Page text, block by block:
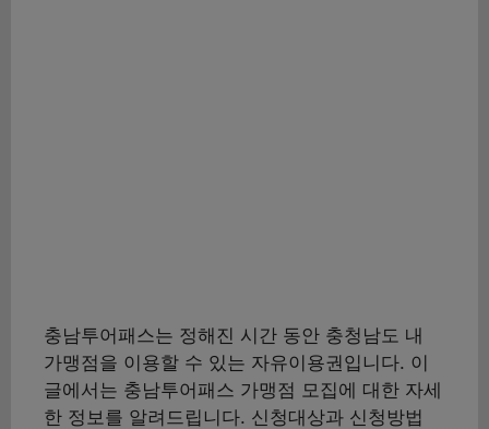
충남투어패스는 정해진 시간 동안 충청남도 내
가맹점을 이용할 수 있는 자유이용권입니다. 이
글에서는 충남투어패스 가맹점 모집에 대한 자세
한 정보를 알려드립니다. 신청대상과 신청방법